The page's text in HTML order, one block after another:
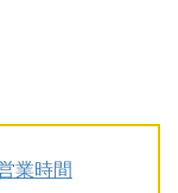
業時間